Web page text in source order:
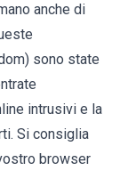
anche di
sono state
intrusivi e la
Si consiglia
browser